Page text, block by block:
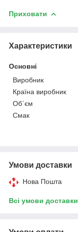
Приховати
Характеристики
Основні
Виробник
Країна виробник
Об`єм
Смак
Умови доставки
Нова Пошта
Всі умови доставки